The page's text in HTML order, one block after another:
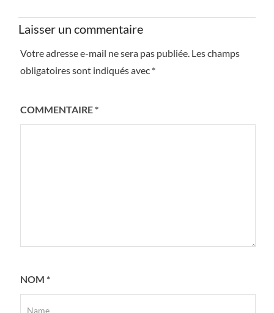
Laisser un commentaire
Votre adresse e-mail ne sera pas publiée. Les champs
obligatoires sont indiqués avec *
COMMENTAIRE*
NOM *